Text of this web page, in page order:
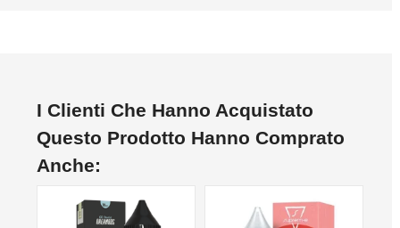
I Clienti Che Hanno Acquistato
Questo Prodotto Hanno Comprato
Anche: